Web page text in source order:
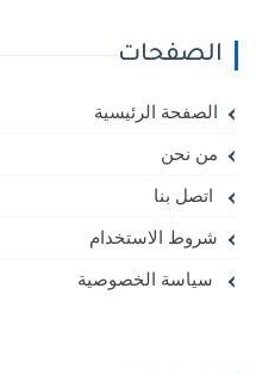
الصفحات
الصفحة الرئيسية
من نحن
اتصل بنا
شروط الاستخدام
سياسة الخصوصية